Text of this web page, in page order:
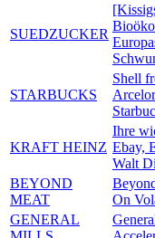
SUEDZUCKER
STARBUCKS
Shell
KRAFT HEINZ
Ihre
Ebay,
Walt
BEYOND
MEAT
On
GENERAL